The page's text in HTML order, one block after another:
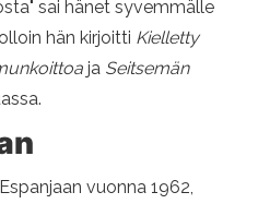
sai hänet syvemmälle
hän kirjoitti Kielletty
ja Seitsemän
vuonna 1962,